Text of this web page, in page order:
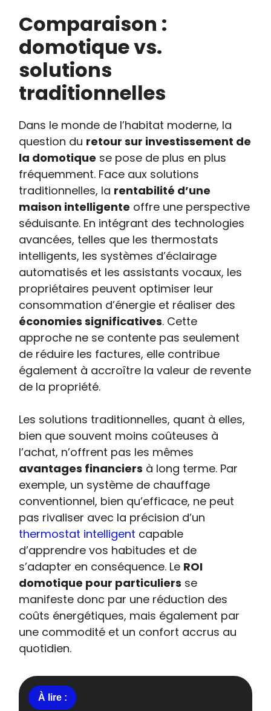
Comparaison :
domotique vs.
solutions
traditionnelles
Dans le monde de l’habitat moderne, la
question du retour sur investissement de
la domotique se pose de plus en plus
fréquemment. Face aux solutions
traditionnelles, la rentabilité d’une
maison intelligente offre une perspective
séduisante. En intégrant des technologies
avancées, telles que les thermostats
intelligents, les systèmes d’éclairage
automatisés et les assistants vocaux, les
propriétaires peuvent optimiser leur
consommation d’énergie et réaliser des
économies significatives. Cette
approche ne se contente pas seulement
de réduire les factures, elle contribue
également à accroître la valeur de revente
de la propriété.
Les solutions traditionnelles, quant à elles,
bien que souvent moins coûteuses à
l’achat, n’offrent pas les mêmes
avantages financiers à long terme. Par
exemple, un système de chauffage
conventionnel, bien qu’efficace, ne peut
pas rivaliser avec la précision d’un
thermostat intelligent capable
d’apprendre vos habitudes et de
s’adapter en conséquence. Le ROI
domotique pour particuliers se
manifeste donc par une réduction des
coûts énergétiques, mais également par
une commodité et un confort accrus au
quotidien.